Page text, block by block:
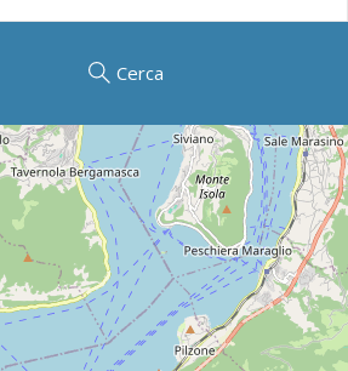
Cerca